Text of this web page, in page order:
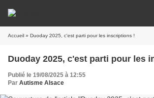
Accueil » Duoday 2025, c'est parti pour les inscriptions !
Duoday 2025, c'est parti pour les
Publié le 19/08/2025 à 12:55
Par Autisme Alsace